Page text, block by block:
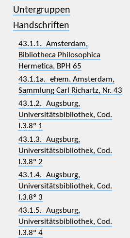
Untergruppen
Handschriften
43.1.1. Amsterdam,
Bibliotheca Philosophica
Hermetica, BPH 65
43.1.1a. ehem. Amsterdam,
Sammlung Carl Richartz, Nr. 43
43.1.2. Augsburg,
Universitätsbibliothek, Cod.
I.3.8º 1
43.1.3. Augsburg,
Universitätsbibliothek, Cod.
I.3.8º 2
43.1.4. Augsburg,
Universitätsbibliothek, Cod.
I.3.8º 3
43.1.5. Augsburg,
Universitätsbibliothek, Cod.
I.3.8º 4